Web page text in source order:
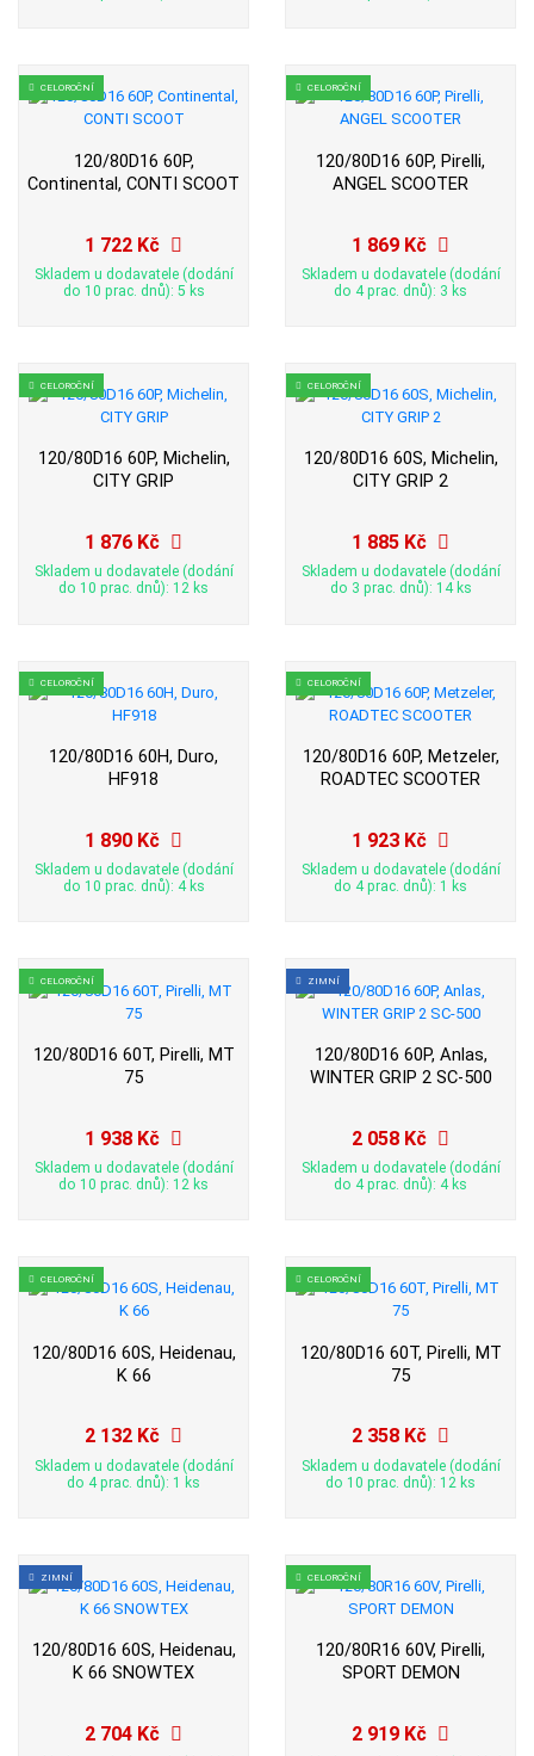
CELOROČNÍ
120/80D16 60P,
Continental, CONTI SCOOT
1 722 Kč
Skladem u dodavatele (dodání
do 10 prac. dnů): 5 ks
CELOROČNÍ
120/80D16 60P, Pirelli,
ANGEL SCOOTER
1 869 Kč
Skladem u dodavatele (dodání
do 4 prac. dnů): 3 ks
CELOROČNÍ
120/80D16 60P, Michelin,
CITY GRIP
1 876 Kč
Skladem u dodavatele (dodání
do 10 prac. dnů): 12 ks
CELOROČNÍ
120/80D16 60S, Michelin,
CITY GRIP 2
1 885 Kč
Skladem u dodavatele (dodání
do 3 prac. dnů): 14 ks
CELOROČNÍ
120/80D16 60H, Duro,
HF918
1 890 Kč
Skladem u dodavatele (dodání
do 10 prac. dnů): 4 ks
CELOROČNÍ
120/80D16 60P, Metzeler,
ROADTEC SCOOTER
1 923 Kč
Skladem u dodavatele (dodání
do 4 prac. dnů): 1 ks
CELOROČNÍ
120/80D16 60T, Pirelli, MT
75
1 938 Kč
Skladem u dodavatele (dodání
do 10 prac. dnů): 12 ks
ZIMNÍ
120/80D16 60P, Anlas,
WINTER GRIP 2 SC-500
2 058 Kč
Skladem u dodavatele (dodání
do 4 prac. dnů): 4 ks
CELOROČNÍ
120/80D16 60S, Heidenau,
K 66
2 132 Kč
Skladem u dodavatele (dodání
do 4 prac. dnů): 1 ks
CELOROČNÍ
120/80D16 60T, Pirelli, MT
75
2 358 Kč
Skladem u dodavatele (dodání
do 10 prac. dnů): 12 ks
ZIMNÍ
120/80D16 60S, Heidenau,
K 66 SNOWTEX
2 704 Kč
CELOROČNÍ
120/80R16 60V, Pirelli,
SPORT DEMON
2 919 Kč